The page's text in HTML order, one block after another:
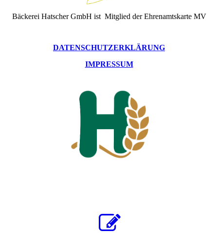
Bäckerei Hatscher GmbH ist Mitglied der Ehrenamtskarte MV
DATENSCHUTZERKLÄRUNG
IMPRESSUM